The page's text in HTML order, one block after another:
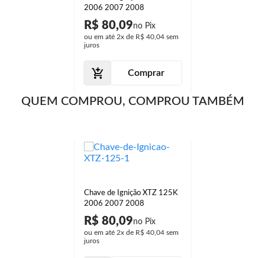
2006 2007 2008
R$ 80,09
ou em até 2xde R$ 40,04sem
juros
Comprar
QUEM COMPROU, COMPROU TAMBÉM
Chave de Ignição XTZ 125K
2006 2007 2008
R$ 80,09
ou em até 2xde R$ 40,04sem
juros